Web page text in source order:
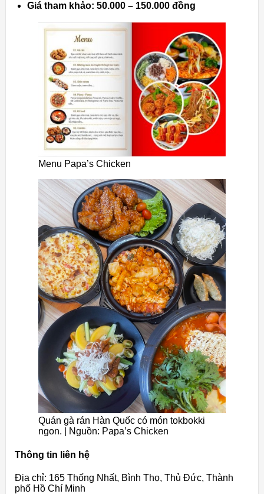
Giá tham khảo: 50.000 – 150.000 đồng
Menu Papa’s Chicken
Quán gà rán Hàn Quốc có món tokbokki
ngon. | Nguồn: Papa’s Chicken
Thông tin liên hệ
Địa chỉ: 165 Thống Nhất, Bình Thọ, Thủ Đức, Thành
phố Hồ Chí Minh